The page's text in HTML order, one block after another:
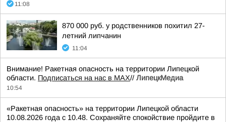
11:08
870 000 руб. у родственников похитил 27-
летний липчанин
11:04
Внимание! Ракетная опасность на территории Липецкой
области. Подписаться на нас в МАХ// ЛипецкМедиа
10:54
«Ракетная опасность» на территории Липецкой области
10.08.2026 года с 10.48. Сохраняйте спокойствие пройдите в